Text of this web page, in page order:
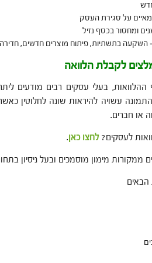
על סגירת העסק
ומחסור בכסף נזיל
השקעה בתשתיות, פיתוח מוצרים חדשים,
לקבלת הלוואה
בעלי עסקים רבים מודעים
עשויה להיראות שונה לחלוטין
או חברים.
לעסקים?לחצו כאן.
ממקורות מימון מוסמכים ובעל ניסיון
הבאים